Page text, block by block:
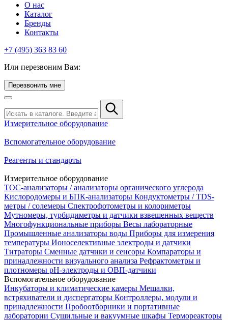
О нас
Каталог
Бренды
Контакты
+7 (495) 363 83 60
Или перезвоним Вам:
Перезвонить мне
Измерительное оборудование
Вспомогательное оборудование
Реагенты и стандарты
Измерительное оборудование
TOC-анализаторы / анализаторы органического углерода
Кислородомеры и БПК-анализаторы Кондуктометры / TDS-
метры / солемеры Спектрофотометры и колориметры
Мутномеры, турбидиметры и датчики взвешенных веществ
Многофункциональные приборы Весы лабораторные
Промышленные анализаторы воды Приборы для измерения
температуры Ионоселективные электроды и датчики
Титраторы Сменные датчики и сенсоры Компараторы и
принадлежности визуального анализа Рефрактометры и
плотномеры pH-электроды и ОВП-датчики
Вспомогательное оборудование
Инкубаторы и климатические камеры Мешалки,
встряхиватели и диспергаторы Контроллеры, модули и
принадлежности Пробоотборники и портативные
лаборатории Сушильные и вакуумные шкафы Термореакторы